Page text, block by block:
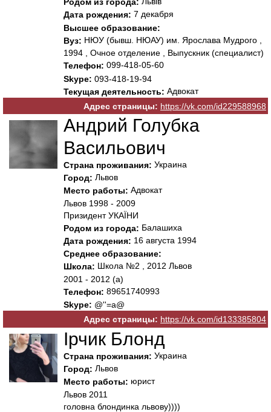
Родом из города:
Дата рождения: 7 декабря
Высшее образование:
Вуз: НЮУ (бывш. НЮАУ) им. Ярослава Мудрого ,
1994 , Очное отделение , Выпускник (специалист)
Телефон: 099-418-05-60
Skype: 093-418-19-94
Текущая деятельность: Адвокат
Адрес страницы: https://vk.com/id229588968
Андрий Голубка
Васильович
Страна проживания: Украина
Город: Львов
Место работы: Адвокат
Львов 1998 - 2009
Призидент УКАЇНИ
Родом из города: Балашиха
Дата рождения: 16 августа 1994
Среднее образование:
Школа: Школа №2 , 2012 Львов
2001 - 2012 (а)
Телефон: 89651740993
Skype: @''=а@
Адрес страницы: https://vk.com/id133385804
Ірчик Блонд
Страна проживания: Украина
Город: Львов
Место работы: юрист
Львов 2011
головна блондинка львову))))